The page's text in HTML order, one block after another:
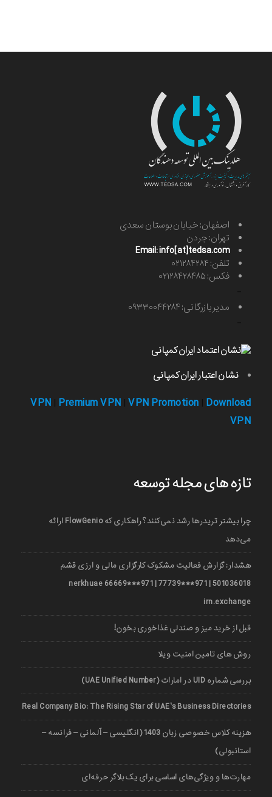
اصفهان: خیابان بوستان سعدی
تهران: جردن
Email: info[at]tedsa.com
تلفن: ۰۲۱۲۸۴۲۸۴
فکس: ۰۲۱۲۸۴۲۸۴۸۵
مدیر بازرگانی: ۰۹۳۳۰۰۴۴۲۸۴
نشان اعتبار ایران کمپانی
VPN Premium VPN VPN Promotion Download
VPN
تازه های مجله توسعه
چرا بیشتر تریدرها رشد نمی‌کنند؟ راهکاری که FlowGenio ارائه
می‌دهد
هشدار: گزارش فعالیت مشکوک کارگزاری مالی و ارزی قشم
501036018 | 971***77739 | 971***66669 nerkhuae
irn.exchange
قبل از خرید میز و صندلی غذاخوری بخون!
روش های تامین امنیت ویلا
بررسی شماره UID در امارات (UAE Unified Number)
Real Company Bio: The Rising Star of UAE’s Business Directories
هزینه کلاس خصوصی زبان 1403 (انگلیسی – آلمانی – فرانسه –
استانبولی)
مهارت‌ها و ویژگی‌های اساسی برای یک بلاگر حرفه‌ای